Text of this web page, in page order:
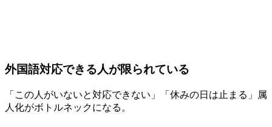
外国語対応できる人が限られている
「この人がいないと対応できない」「休みの日は止まる」属
人化がボトルネックになる。